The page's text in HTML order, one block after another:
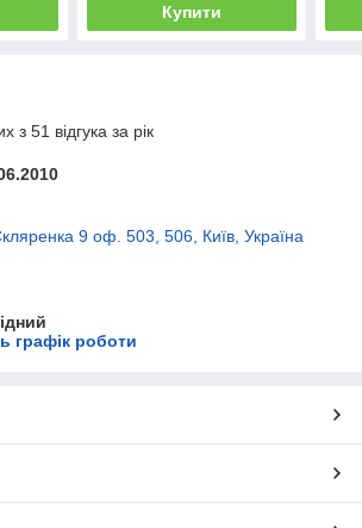
Купити
з 51 відгука за рік
9 оф. 503, 506, Київ, Україна
графік роботи